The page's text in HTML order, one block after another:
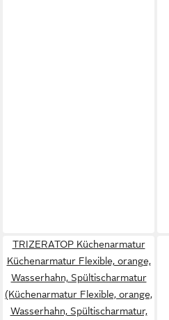
TRIZERATOP Küchenarmatur
Küchenarmatur Flexible, orange,
Wasserhahn, Spültischarmatur
(Küchenarmatur Flexible, orange,
Wasserhahn, Spültischarmatur,